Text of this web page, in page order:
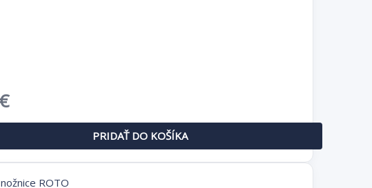
€.
€Aktuálna
cena
je:
7,65 €.
PRIDAŤ DO KOŠÍKA